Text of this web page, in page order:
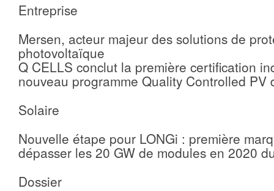
Entreprise
Mersen, acteur majeur des solutions de
photovoltaïque
Q CELLS conclut la première certification
nouveau programme Quality Controlled PV
Solaire
Nouvelle étape pour LONGi : première
dépasser les 20 GW de modules en 2020
Dossier